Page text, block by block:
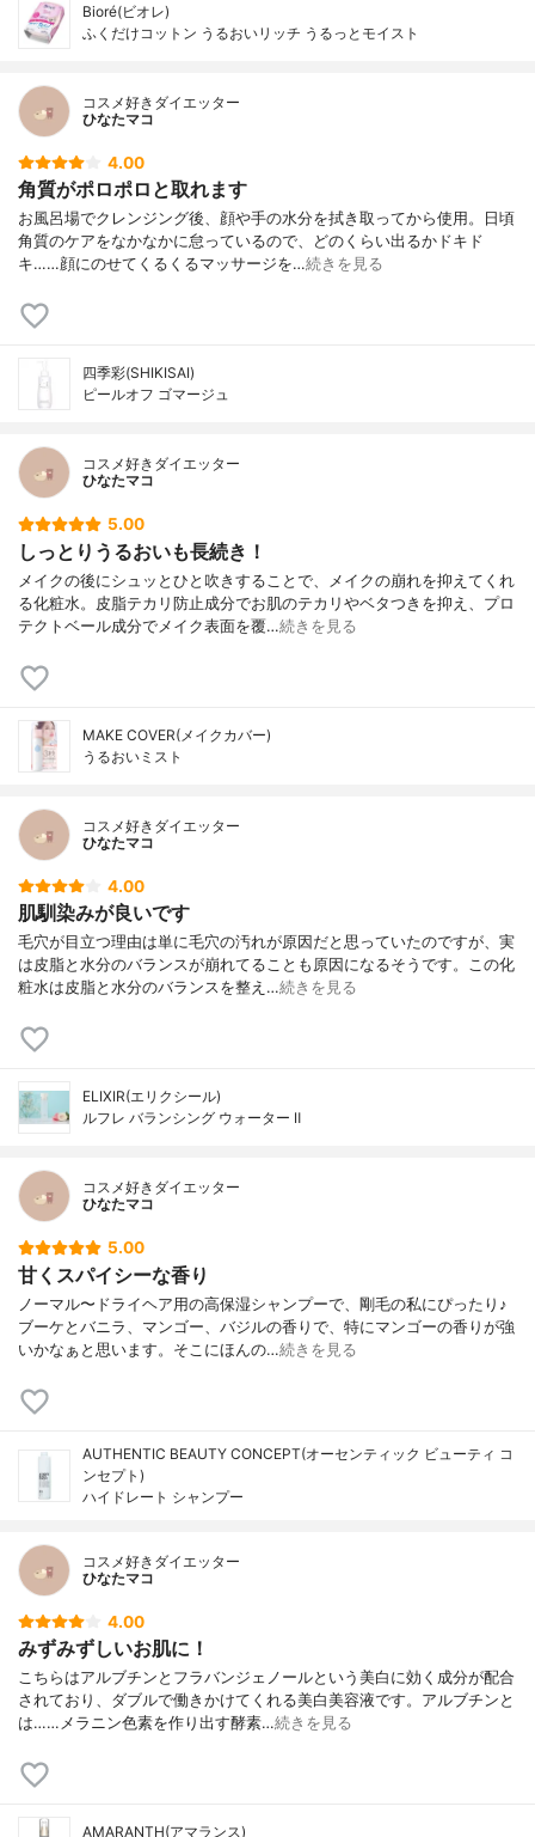
Bioré(ビオレ)
ふくだけコットン うるおいリッチ うるっとモイスト
コスメ好きダイエッター
ひなたマコ
4.00
角質がポロポロと取れます
お風呂場でクレンジング後、顔や手の水分を拭き取ってから使用。日頃
角質のケアをなかなかに怠っているので、どのくらい出るかドキド
キ……顔にのせてくるくるマッサージを…続きを見る
四季彩(SHIKISAI)
ピールオフ ゴマージュ
コスメ好きダイエッター
ひなたマコ
5.00
しっとりうるおいも長続き！
メイクの後にシュッとひと吹きすることで、メイクの崩れを抑えてくれ
る化粧水。皮脂テカリ防止成分でお肌のテカリやベタつきを抑え、プロ
テクトベール成分でメイク表面を覆…続きを見る
MAKE COVER(メイクカバー)
うるおいミスト
コスメ好きダイエッター
ひなたマコ
4.00
肌馴染みが良いです
毛穴が目立つ理由は単に毛穴の汚れが原因だと思っていたのですが、実
は皮脂と水分のバランスが崩れてることも原因になるそうです。この化
粧水は皮脂と水分のバランスを整え…続きを見る
ELIXIR(エリクシール)
ルフレ バランシング ウォーター Ⅱ
コスメ好きダイエッター
ひなたマコ
5.00
甘くスパイシーな香り
ノーマル〜ドライヘア用の高保湿シャンプーで、剛毛の私にぴったり♪
ブーケとバニラ、マンゴー、バジルの香りで、特にマンゴーの香りが強
いかなぁと思います。そこにほんの…続きを見る
AUTHENTIC BEAUTY CONCEPT(オーセンティック ビューティ コ
ンセプト)
ハイドレート シャンプー
コスメ好きダイエッター
ひなたマコ
4.00
みずみずしいお肌に！
こちらはアルブチンとフラバンジェノールという美白に効く成分が配合
されており、ダブルで働きかけてくれる美白美容液です。アルブチンと
は……メラニン色素を作り出す酵素…続きを見る
AMARANTH(アマランス)